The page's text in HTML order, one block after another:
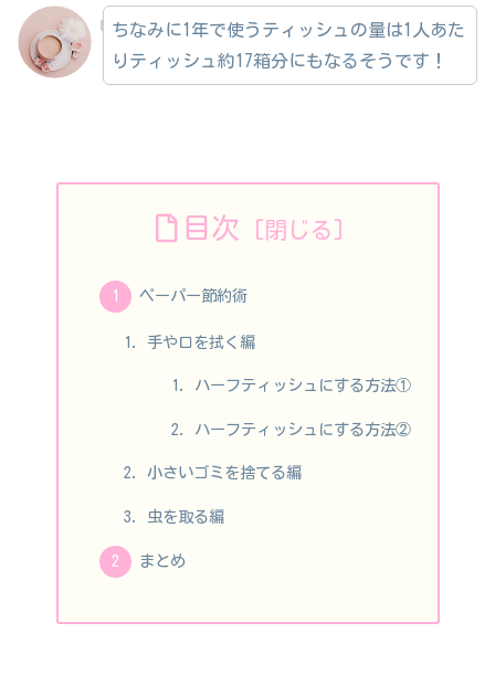
ちなみに1年で使うティッシュの量は1人あた
りティッシュ約17箱分にもなるそうです！
目次
ペーパー節約術
手や口を拭く編
ハーフティッシュにする方法①
ハーフティッシュにする方法②
小さいゴミを捨てる編
虫を取る編
まとめ